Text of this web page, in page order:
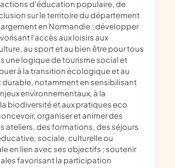
sur le territoire du département
en Normandie ; développer
l'accès aux loisirs aux
au sport et au bien être pour tous
une logique de tourisme social et
à la transition écologique et au
notamment en sensibilisant
environnementaux, à la
biodiversité et aux pratiques eco
organiser et animer des
ateliers, des formations, des séjours
sociale, culturelle ou
en lien avec ses objectifs ; soutenir
favorisant la participation